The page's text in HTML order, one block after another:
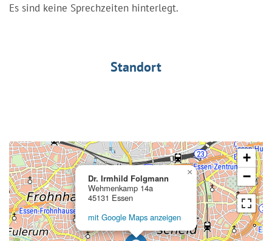
Es sind keine Sprechzeiten hinterlegt.
Standort
Dr. Irmhild Folgmann
Wehmenkamp 14a
45131 Essen
mit Google Maps anzeigen
×
+
−